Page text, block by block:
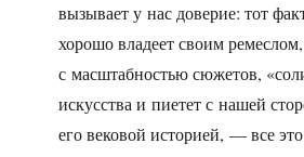
вызывает у нас доверие: тот
хорошо владеет своим
с масштабностью сюжетов,
искусства и пиетет с нашей
его вековой историей, — все